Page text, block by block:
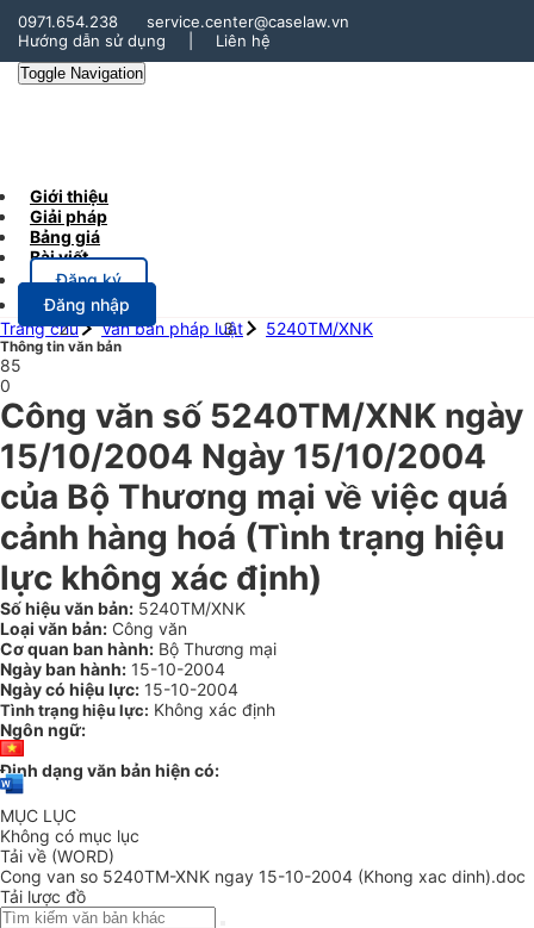
0971.654.238
service.center@caselaw.vn
Hướng dẫn sử dụng
Liên hệ
Toggle Navigation
Giới thiệu
Giải pháp
Bảng giá
Bài viết
Đăng ký
Đăng nhập
Trang chủ
Văn bản pháp luật 5240TM/XNK
Thông tin văn bản
85
0
Công văn số 5240TM/XNK ngày
15/10/2004 Ngày 15/10/2004
của Bộ Thương mại về việc quá
cảnh hàng hoá (Tình trạng hiệu
lực không xác định)
Số hiệu văn bản: 5240TM/XNK
Loại văn bản: Công văn
Cơ quan ban hành: Bộ Thương mại
Ngày ban hành: 15-10-2004
Ngày có hiệu lực: 15-10-2004
Tình trạng hiệu lực: Không xác định
Ngôn ngữ:
Định dạng văn bản hiện có:
MỤC LỤC
Không có mục lục
Tải về (WORD)
Cong van so 5240TM-XNK ngay 15-10-2004 (Khong xac dinh).doc
Tải lược đồ